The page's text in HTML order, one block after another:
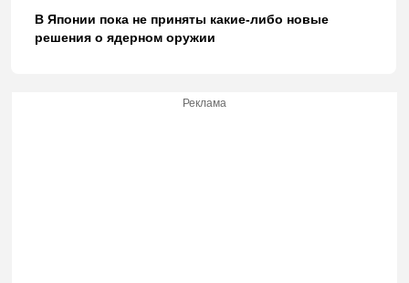
В Японии пока не приняты какие-либо новые
решения о ядерном оружии
Реклама